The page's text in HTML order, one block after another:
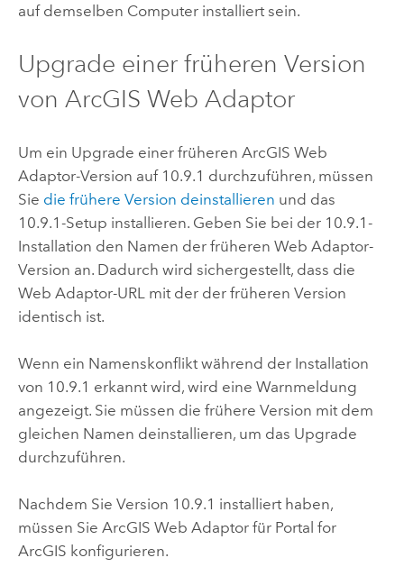
auf demselben Computer installiert sein.
Upgrade einer früheren Version
von ArcGIS Web Adaptor
Um ein Upgrade einer früheren ArcGIS Web
Adaptor-Version auf 10.9.1 durchzuführen, müssen
Sie die frühere Version deinstallieren und das
10.9.1 -Setup installieren. Geben Sie bei der 10.9.1 -
Installation den Namen der früheren Web Adaptor-
Version an. Dadurch wird sichergestellt, dass die
Web Adaptor-URL mit der der früheren Version
identisch ist.
Wenn ein Namenskonflikt während der Installation
von 10.9.1 erkannt wird, wird eine Warnmeldung
angezeigt. Sie müssen die frühere Version mit dem
gleichen Namen deinstallieren, um das Upgrade
durchzuführen.
Nachdem Sie Version 10.9.1 installiert haben,
müssen Sie ArcGIS Web Adaptorfür Portal for
ArcGIS konfigurieren.